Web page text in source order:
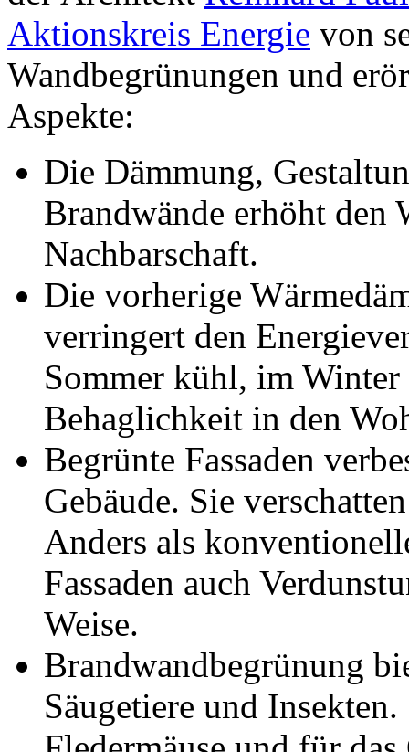
Aktionskreis Energie von
Wandbegrünungen und
Aspekte:
Die Dämmung,
Brandwände erhöht den
Nachbarschaft.
Die vorherige
verringert den
Sommer kühl, im
Behaglichkeit in den
Begrünte Fassaden
Gebäude. Sie
Anders als
Fassaden auch
Weise.
Brandwandbegrünung
Säugetiere und